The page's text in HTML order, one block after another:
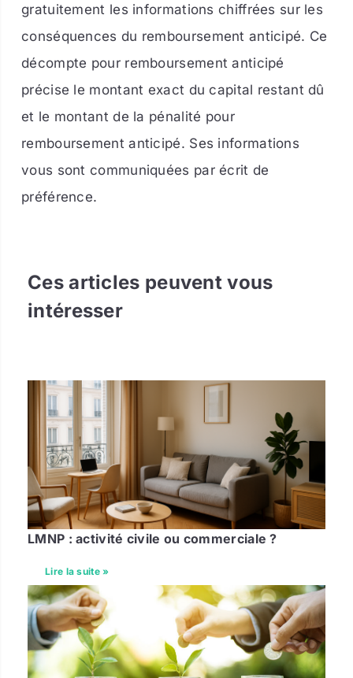
gratuitement les informations chiffrées sur les
conséquences du remboursement anticipé. Ce
décompte pour remboursement anticipé
précise le montant exact du capital restant dû
et le montant de la pénalité pour
remboursement anticipé. Ses informations
vous sont communiquées par écrit de
préférence.
Ces articles peuvent vous
intéresser
LMNP : activité civile ou commerciale ?
Lire la suite »